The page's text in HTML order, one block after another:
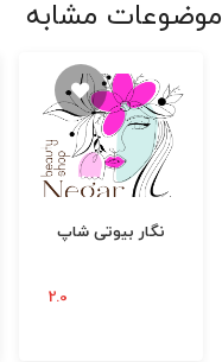
موضوعات مشابه
نگار بیوتی شاپ